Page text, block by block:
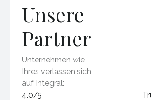
Unsere
Partner
Unternehmen wie
Ihres verlassen sich
auf Integral:
4.0/5